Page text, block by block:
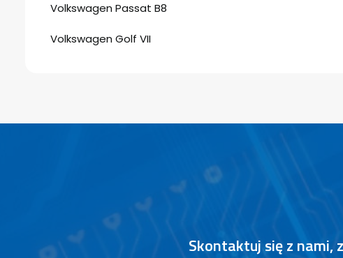
Volkswagen Passat B8
Volkswagen Golf VII
Skontaktuj się z nami,